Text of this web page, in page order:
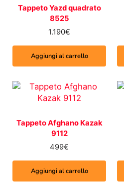
Tappeto Yazd quadrato
8525
1.190€
Aggiungi al carrello
Tappeto Afghano Kazak
9112
499€
Aggiungi al carrello